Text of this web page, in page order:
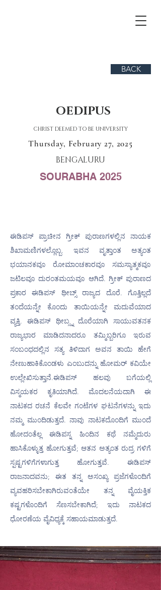
BACK
OEDIPUS
CHRIST DEEMED TO BE UNIVERSITY
Thursday, February 27, 2025
BENGALURU
SOURABHA 2025
ಈಡಿಪಸ್ ಪ್ರಾಚೀನ ಗ್ರೀಕ್ ಪುರಾಣಗಳಲ್ಲಿನ ನಾಯಕ
ಶಿಖಾಮಣಿಗಳಲ್ಲೊಬ್ಬ. ಇವನ ವೃತ್ತಾಂತ ಅತ್ಯಂತ
ಭಯಾನಕವೂ ರೋಮಾಂಚಕಾರವೂ ಸಮಸ್ಯಾತ್ಮಕವೂ
ಜಟಿಲವೂ ದುರಂತಮಯವೂ ಆಗಿದೆ. ಗ್ರೀಕ್ ಪುರಾಣದ
ಪ್ರಕಾರ ಈಡಿಪಸ್ ಥೀಬ್ಸ್ ರಾಜ್ಯದ ದೊರೆ. ಗೊತ್ತಿಲ್ಲದೆ
ತಂದೆಯನ್ನೇ ಕೊಂದು ತಾಯಿಯನ್ನೇ ಮದುವೆಯಾದ
ವ್ಯಕ್ತಿ. ಈಡಿಪಸ್ ಥೀಬ್ಸ್ನ ದೊರೆಯಾಗಿ ಸಾಯುವತನಕ
ರಾಜ್ಯಭಾರ ಮಾಡಿದನಾದರೂ ತಮ್ಮಿಬ್ಬರಿಗೂ ಇರುವ
ಸಂಬಂಧದಲ್ಲಿನ ಸತ್ಯ ತಿಳಿದಾಗ ಅವನ ತಾಯಿ ಹೇಗೆ
ನೇಣುಹಾಕಿಕೊಂಡಳು ಎಂಬುದನ್ನು ಹೋಮರ್ ಕವಿಯೇ
ಉಲ್ಲೇಖಿಸುತ್ತಾನೆ.ಈಡಿಪಸ್ ಹಲವು ಬಗೆಯಲ್ಲಿ
ವಿಸ್ಮಯಕರ ಕೃತಿಯಾಗಿದೆ. ಮೊದಲನೆಯದಾಗಿ ಈ
ನಾಟಕದ ರಚನೆ ಕೆಲವೇ ಗಂಟೆಗಳ ಘಟನೆಗಳನ್ನು ಇದು
ನಮ್ಮ ಮುಂದಿಡುತ್ತದೆ. ನಾವು ನಾಟಕದೊಂದಿಗೆ ಮುಂದೆ
ಹೋದಂತೆಲ್ಲ ಈಡಿಪಸ್ನ ಹಿಂದಿನ ಕಥೆ ನಮ್ಮೆದುರು
ಹಾಸಿಕೊಳ್ಳುತ್ತ ಹೋಗುತ್ತವೆ; ಆತನ ಅತ್ಯಂತ ರುದ್ರ ಗಳಿಗೆ
ಸ್ಪಷ್ಟಗಳಿಗೆಗಳಾಗುತ್ತ ಹೋಗುತ್ತವೆ. ಈಡಿಪಸ್
ರಾಜನಾದವನು; ಈತ ತನ್ನ ಅಸಂಖ್ಯ ಪ್ರಜೆಗಳೊಂದಿಗೆ
ವ್ಯವಹರಿಸಬೇಕಾಗಿರುವಂತೆಯೇ ತನ್ನ ವೈಯಕ್ತಿಕ
ಕಷ್ಟಗಳೊಂದಿಗೆ ಸೆಣಸಬೇಕಾಗಿದೆ; ಇದು ನಾಟಕದ
ಧೋರಣೆಯ ವೈವಿಧ್ಯಕ್ಕೆ ಸಹಾಯಮಾಡುತ್ತದೆ.